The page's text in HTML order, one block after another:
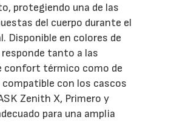
protegiendo una de las
del cuerpo durante el
Disponible en colores de
tanto a las
confort térmico como de
compatible con los cascos
Zenith X, Primero y
para una amplia